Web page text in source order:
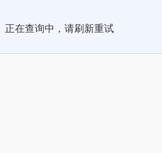
正在查询中，请刷新重试